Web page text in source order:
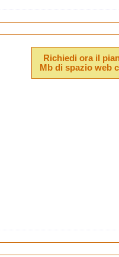
Richiedi ora il
Mb di spazio web